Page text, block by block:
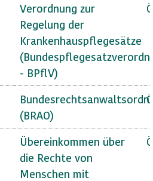
Verordnung zur
Regelung der
Krankenhauspflegesätze
- BPflV)
(BRAO)
Übereinkommen über
die Rechte von
Menschen mit